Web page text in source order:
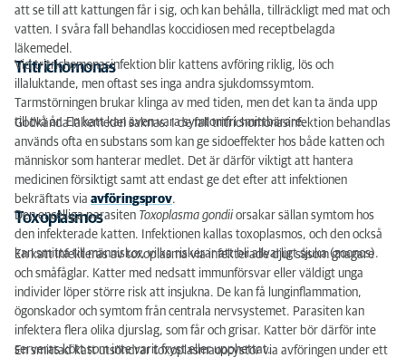
att se till att kattungen får i sig, och kan behålla, tillräckligt med mat och
vatten. I svåra fall behandlas koccidiosen med receptbelagda
läkemedel.
Tritrichomonas
Vid tritrichomonasinfektion blir kattens avföring riklig, lös och
illaluktande, men oftast ses inga andra sjukdomssymtom.
Tarmstörningen brukar klinga av med tiden, men det kan ta ända upp
till två år. En katt kan även vara symtomfri smittbärare.
Godkända läkemedel saknas. I de fall tritrichomonasinfektion behandlas
används ofta en substans som kan ge sidoeffekter hos både katten och
människor som hanterar medlet. Det är därför viktigt att hantera
medicinen försiktigt samt att endast ge det efter att infektionen
bekräftats via avföringsprov.
Toxoplasmos
Den encelliga parasiten Toxoplasma gondii orsakar sällan symtom hos
den infekterade katten. Infektionen kallas toxoplasmos, och den också
kan smitta till människor, vilka riskerar att bli allvarligt sjuka (zoonos).
En katt infekteras av toxoplasma via infekterade djur såsom gnagare
och småfåglar. Katter med nedsatt immunförsvar eller väldigt unga
individer löper större risk att insjukna. De kan få lunginflammation,
ögonskador och symtom från centrala nervsystemet. Parasiten kan
infektera flera olika djurslag, som får och grisar. Katter bör därför inte
serveras kött som inte varit fryst eller upphettat.
En smittad katt utsöndrar toxoplasmaoocystor via avföringen under ett